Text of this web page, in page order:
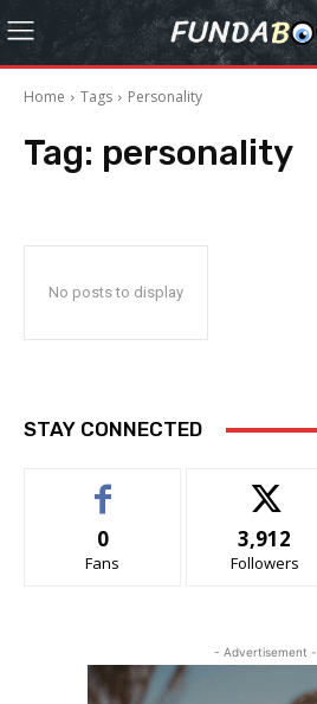
Home Tags Personality
Tag: personality
No posts to display
STAY CONNECTED
0
Fans
3,912
Followers
- Advertisement -